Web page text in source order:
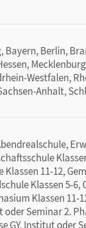
Bayern, Berlin,
Westfalen,
Anhalt,
Klassen 11-12,
Klassen 5-6,
Klassen 11-
Seminar 2.
GY, Institut oder